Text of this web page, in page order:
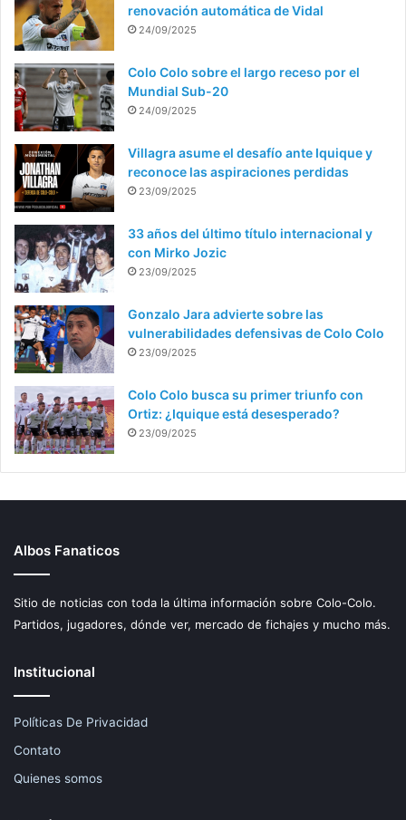
renovación automática de Vidal
24/09/2025
Colo Colo sobre el largo receso por el
Mundial Sub-20
24/09/2025
Villagra asume el desafío ante Iquique y
reconoce las aspiraciones perdidas
23/09/2025
33 años del último título internacional y
con Mirko Jozic
23/09/2025
Gonzalo Jara advierte sobre las
vulnerabilidades defensivas de Colo Colo
23/09/2025
Colo Colo busca su primer triunfo con
Ortiz: ¿Iquique está desesperado?
23/09/2025
Albos Fanaticos
Sitio de noticias con toda la última información sobre Colo-Colo.
Partidos, jugadores, dónde ver, mercado de fichajes y mucho más.
Institucional
Políticas De Privacidad
Contato
Quienes somos